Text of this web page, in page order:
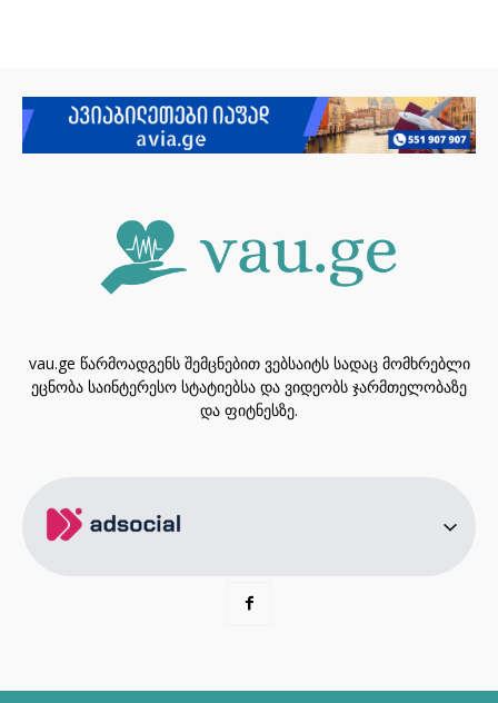
vau.ge წარმოადგენს შემცნებით ვებსაიტს სადაც მომხრებლი
ეცნობა საინტერესო სტატიებსა და ვიდეობს ჯარმთელობაზე
და ფიტნესზე.